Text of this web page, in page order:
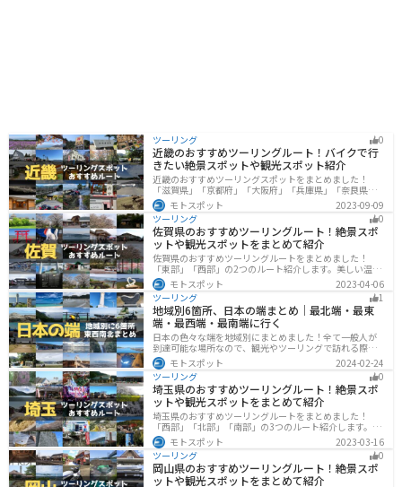
ツーリング 0
近畿のおすすめツーリングルート！バイクで行
きたい絶景スポットや観光スポット紹介
近畿のおすすめツーリングスポットをまとめました！
「滋賀県」「京都府」「大阪府」「兵庫県」「奈良県」
「和歌山」の各県の観光地紹介します。自然豊かな山々
や湖、温泉地が点在し、四季折々の景色を楽しめるスポ
ットが多数あります。バイクで近畿にツーリングに行く
際は参考にしてください。
モトスポット
2023-09-09
ツーリング
0
佐賀県のおすすめツーリングルート！絶景スポ
ットや観光スポットをまとめて紹介
佐賀県のおすすめツーリングルートをまとめました！
「東部」「西部」の2つのルート紹介します。美しい温泉
地や古墳群、歴史ある城や神社仏閣など、バイクツーリ
ングに適したスポットが多数存在し、様々な楽しみ方が
できます。バイクで佐賀県にツーリングに行く際は参考
にしてください。
モトスポット
2023-04-06
ツーリング
1
地域別6箇所、日本の端まとめ｜最北端・最東
端・最西端・最南端に行く
日本の色々な端を地域別にまとめました！全て一般人が
到達可能な場所なので、観光やツーリングで訪れる際の
参考にしてください。
モトスポット
2024-02-24
ツーリング
0
埼玉県のおすすめツーリングルート！絶景スポ
ットや観光スポットをまとめて紹介
埼玉県のおすすめツーリングルートをまとめました！
「西部」「北部」「南部」の3つのルート紹介します。自
然豊かな西側と街中の東側で違った楽しみ方ができま
す。バイクで埼玉県にツーリングに行く際は参考にして
ください。
モトスポット
2023-03-16
ツーリング
0
岡山県のおすすめツーリングルート！絶景スポ
ットや観光スポットをまとめて紹介